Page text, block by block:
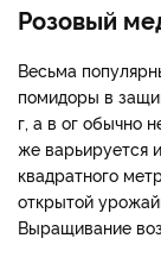
Розовый
Весьма
помидоры в
г, а в ог обычно
же варьируется
квадратного
открытой
Выращивание